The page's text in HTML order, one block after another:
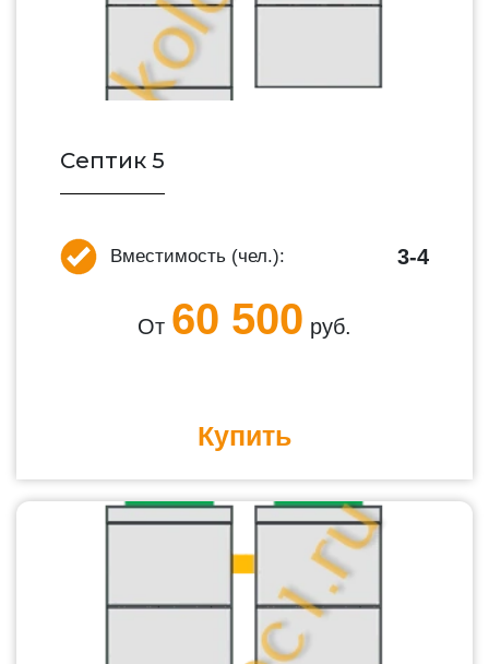
Септик 5
Вместимость (чел.): 3-4
От 60 500 руб.
Купить